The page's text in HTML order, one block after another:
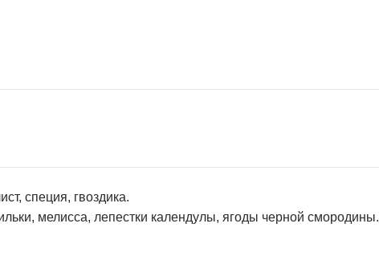
специя, гвоздика.
мелисса, лепестки календулы, ягоды черной смородины.